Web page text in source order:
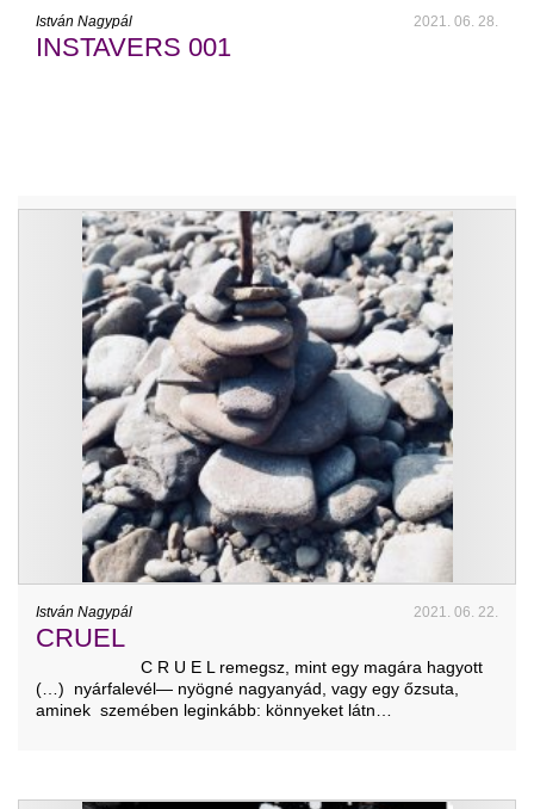
István Nagypál 2021. 06. 28.
INSTAVERS 001
István Nagypál 2021. 06. 22.
CRUEL
C R U E L remegsz, mint egy magára hagyott
(…) nyárfalevél— nyögné nagyanyád, vagy egy őzsuta,
aminek szemében leginkább: könnyeket látn…